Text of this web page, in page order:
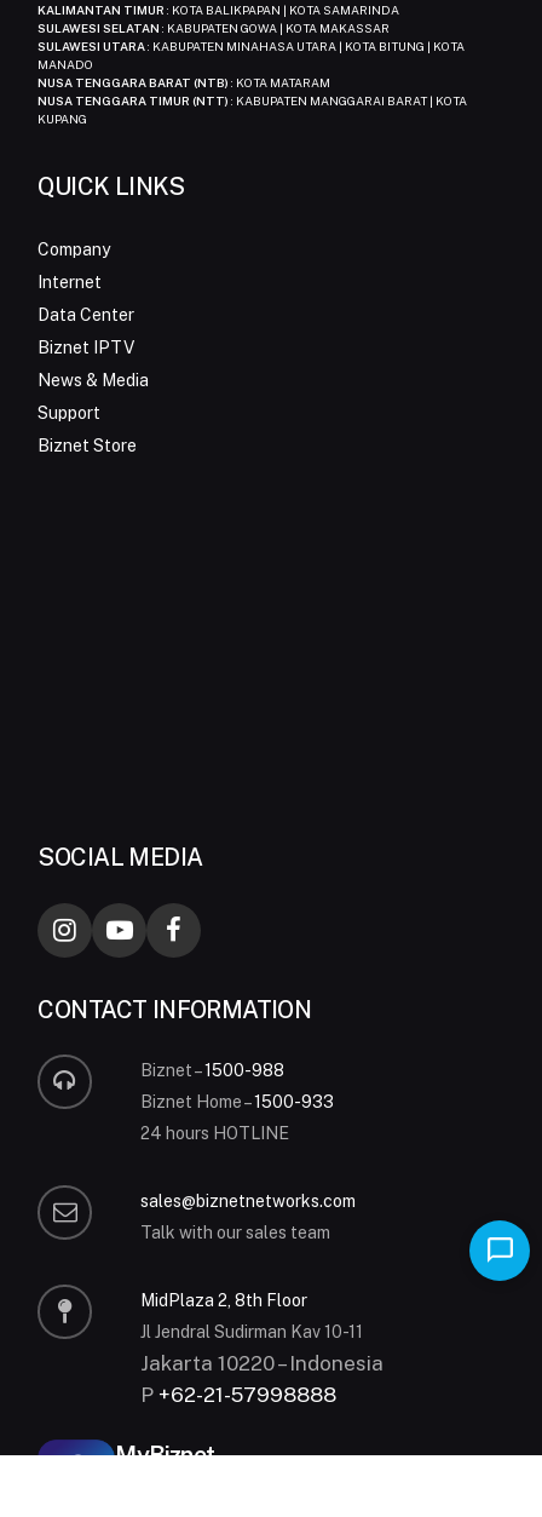
KALIMANTAN TIMUR : KOTA BALIKPAPAN | KOTA SAMARINDA
SULAWESI SELATAN : KABUPATEN GOWA | KOTA MAKASSAR
SULAWESI UTARA: KABUPATEN MINAHASA UTARA | KOTA BITUNG | KOTA
MANADO
NUSA TENGGARA BARAT (NTB) : KOTA MATARAM
NUSA TENGGARA TIMUR (NTT) : KABUPATEN MANGGARAI BARAT | KOTA
KUPANG
QUICK LINKS
Company
Internet
Data Center
Biznet IPTV
News & Media
Support
Biznet Store
SOCIAL MEDIA
CONTACT INFORMATION
Biznet –1500-988
Biznet Home –1500-933
24 hours HOTLINE
sales@biznetnetworks.com
Talk with our sales team
MidPlaza 2, 8th Floor
Jl Jendral Sudirman Kav 10-11
Jakarta 10220 – Indonesia
P +62-21-57998888
MyBiznet